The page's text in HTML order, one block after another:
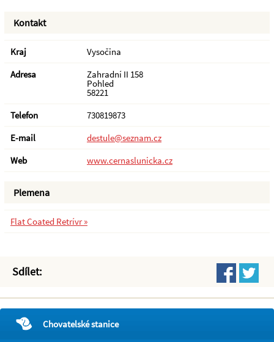
Kontakt
Kraj
Vysočina
Adresa
Zahradní II 158
Pohled
58221
Telefon
730819873
E-mail
destule@seznam.cz
Web
www.cernaslunicka.cz
Plemena
Flat Coated Retrívr »
Sdílet:
Chovatelské stanice